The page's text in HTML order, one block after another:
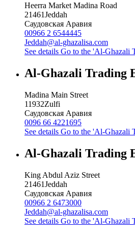
Heerra Market Madina Road
21461Jeddah
Саудовская Аравия
00966 2 6544445
Jeddah@al-ghazalisa.com
See details Go to the 'Al-Ghazali
Al-Ghazali Trading
Madina Main Street
11932Zulfi
Саудовская Аравия
0096 66 4221695
See details Go to the 'Al-Ghazali
Al-Ghazali Trading
King Abdul Aziz Street
21461Jeddah
Саудовская Аравия
00966 2 6473000
Jeddah@al-ghazalisa.com
See details Go to the 'Al-Ghazali